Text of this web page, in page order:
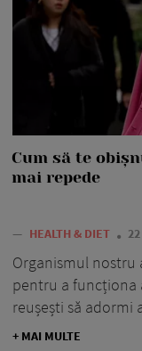
Cum să te
mai repede
— HEALTH & DIET
Organismul
pentru a funcționa
reușești să adormi
+ MAI MULTE